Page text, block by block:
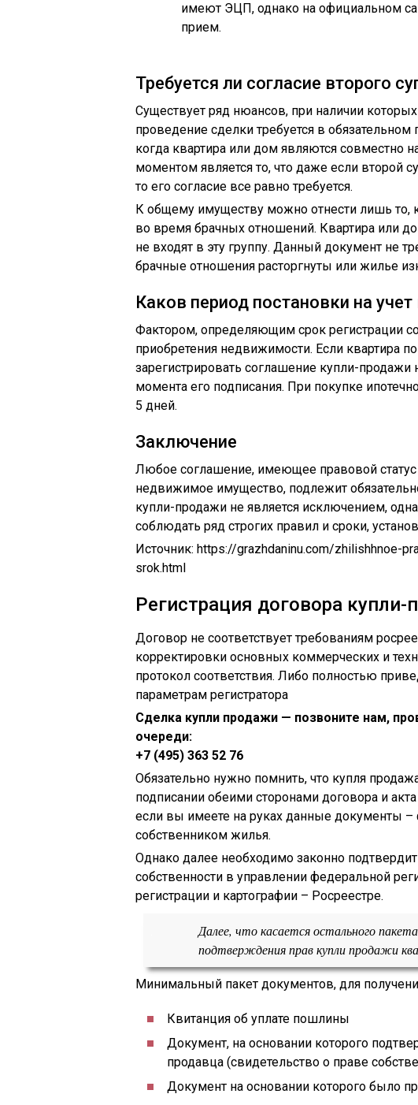
имеют ЭЦП, однако на официальном
прием.
Требуется ли согласие второго
Существует ряд нюансов, при наличии
проведение сделки требуется в обязательном
когда квартира или дом являются совместно
моментом является то, что даже если второй
то его согласие все равно требуется.
К общему имуществу можно отнести лишь то,
во время брачных отношений. Квартира или
не входят в эту группу. Данный документ не
брачные отношения расторгнуты или жилье
Каков период постановки на
Фактором, определяющим срок регистрации
приобретения недвижимости. Если квартира
зарегистрировать соглашение купли-
момента его подписания. При покупке
5 дней.
Заключение
Любое соглашение, имеющее правовой статус
недвижимое имущество, подлежит
купли-продажи не является исключением,
соблюдать ряд строгих правил и сроки,
Источник: https://grazhdaninu.com/zhilishhnoe-
srok.html
Регистрация договора купли-
Договор не соответствует требованиям
корректировки основных коммерческих и
протокол соответствия. Либо полностью
параметрам регистратора
Сделка купли продажи — позвоните нам,
очереди:
+7 (495) 363 52 76
Обязательно нужно помнить, что купля
подписании обеими сторонами договора и
если вы имеете на руках данные документы
собственником жилья.
Однако далее необходимо законно
собственности в управлении федеральной
регистрации и картографии – Росреестре.
Далее, что касается остального
подтверждения прав купли продажи
Минимальный пакет документов, для
Квитанция об уплате пошлины
Документ, на основании которого
продавца (свидетельство о праве
Документ на основании которого было